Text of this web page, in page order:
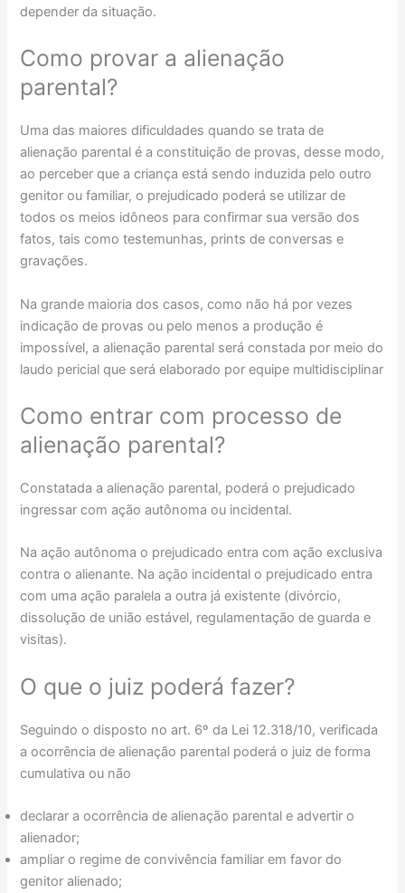
depender da situação.
Como provar a alienação
parental?
Uma das maiores dificuldades quando se trata de
alienação parental é a constituição de provas, desse modo,
ao perceber que a criança está sendo induzida pelo outro
genitor ou familiar, o prejudicado poderá se utilizar de
todos os meios idôneos para confirmar sua versão dos
fatos, tais como testemunhas, prints de conversas e
gravações.
Na grande maioria dos casos, como não há por vezes
indicação de provas ou pelo menos a produção é
impossível, a alienação parental será constada por meio do
laudo pericial que será elaborado por equipe multidisciplinar
Como entrar com processo de
alienação parental?
Constatada a alienação parental, poderá o prejudicado
ingressar com ação autônoma ou incidental.
Na ação autônoma o prejudicado entra com ação exclusiva
contra o alienante. Na ação incidental o prejudicado entra
com uma ação paralela a outra já existente (divórcio,
dissolução de união estável, regulamentação de guarda e
visitas).
O que o juiz poderá fazer?
Seguindo o disposto no art. 6º da Lei 12.318/10, verificada
a ocorrência de alienação parental poderá o juiz de forma
cumulativa ou não
declarar a ocorrência de alienação parental e advertir o
alienador;
ampliar o regime de convivência familiar em favor do
genitor alienado;